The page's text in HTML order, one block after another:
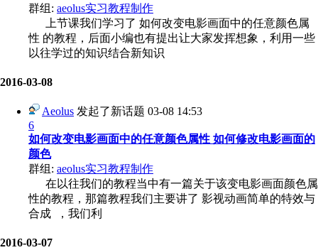
群组: aeolus实习教程制作
上节课我们学习了 如何改变电影画面中的任意颜色属
性 的教程，后面小编也有提出让大家发挥想象，利用一些
以往学过的知识结合新知识
2016-03-08
Aeolus 发起了新话题 03-08 14:53
6
如何改变电影画面中的任意颜色属性 如何修改电影画面的
颜色
群组: aeolus实习教程制作
在以往我们的教程当中有一篇关于该变电影画面颜色属
性的教程，那篇教程我们主要讲了 影视动画简单的特效与
合成 ，我们利
2016-03-07